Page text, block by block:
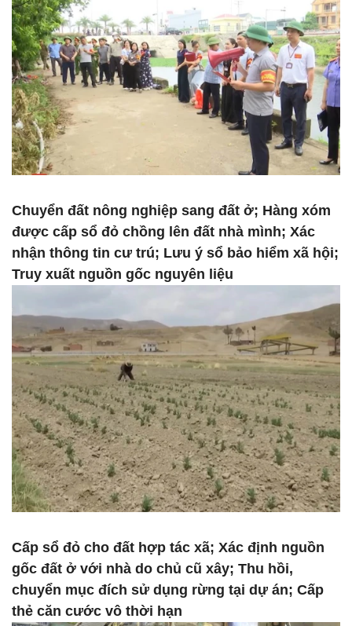
Chuyển đất nông nghiệp sang đất ở; Hàng xóm
được cấp sổ đỏ chồng lên đất nhà mình; Xác
nhận thông tin cư trú; Lưu ý sổ bảo hiểm xã hội;
Truy xuất nguồn gốc nguyên liệu
Cấp sổ đỏ cho đất hợp tác xã; Xác định nguồn
gốc đất ở với nhà do chủ cũ xây; Thu hồi,
chuyển mục đích sử dụng rừng tại dự án; Cấp
thẻ căn cước vô thời hạn